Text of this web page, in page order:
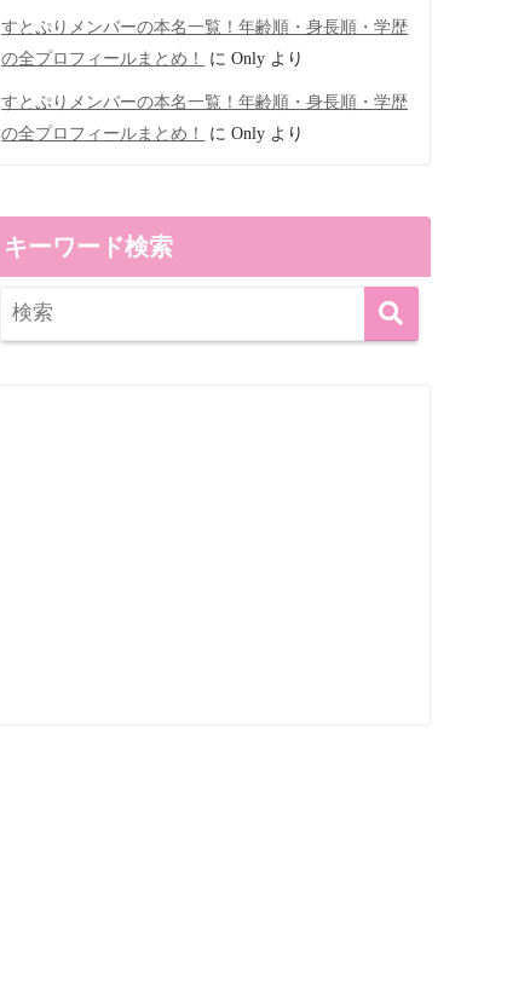
すとぷりメンバーの本名一覧！年齢順・身長順・学歴
の全プロフィールまとめ！
にOnly より
すとぷりメンバーの本名一覧！年齢順・身長順・学歴
の全プロフィールまとめ！
にOnly より
キーワード検索